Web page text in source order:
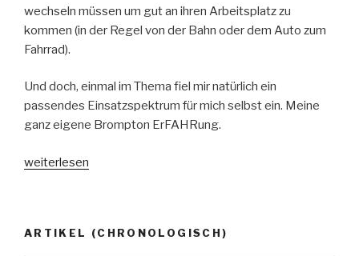
wechseln müssen um gut an ihren Arbeitsplatz zu
kommen (in der Regel von der Bahn oder dem Auto zum
Fahrrad).
Und doch, einmal im Thema fiel mir natürlich ein
passendes Einsatzspektrum für mich selbst ein. Meine
ganz eigene Brompton ErFAHRung.
„Die
weiterlesen
ARTIKEL (CHRONOLOGISCH)